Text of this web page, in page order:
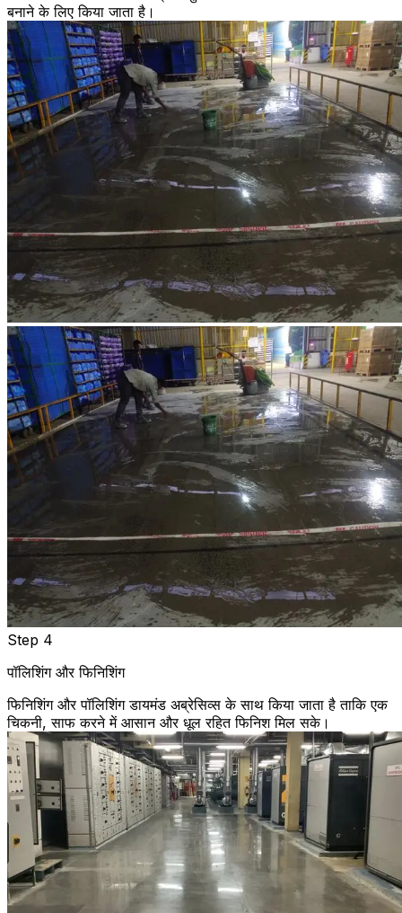
बनाने के लिए किया जाता है।
Step 4
पॉलिशिंग और फिनिशिंग
फिनिशिंग और पॉलिशिंग डायमंड अब्रेसिव्स के साथ किया जाता है ताकि एक
चिकनी, साफ करने में आसान और धूल रहित फिनिश मिल सके।